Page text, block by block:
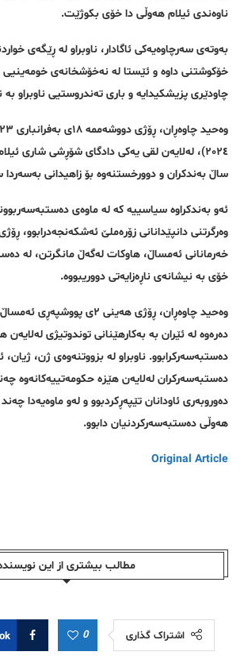
ناوەندی ئیلام هەوڵی دا خۆی بکوژێت.
بەوتەی سەرچاوەیەکی ئاگادار، ناوبراو لە ڕێگەی
خۆکوشتنی داوە و ئێستا لە نەخۆشخانەی خومەینیی
چاودێری پزیشکیدایە و باری تەندروستیی ناوبراو بە
ساڵ بەندکران و دوورخستنەوە بۆ زاهیدانی بەسەردا
ئەو بەندکراوە سیاسییە کە لە ماوەی
خەرمانانی ئەمساڵ، هاوکات لەگەڵ مانگرتن، لە
خۆی بە نیشانەی ناڕەزایەتی دووریبووە.
وەحید چاوەڕان، ڕۆژی هەینی ٢ی
دەرەوە لە ئێران بە بەکارهێنانی توندوتیژی لەلایەن
دەستبەسەرکرابوو. ناوبراو لە بزووتنەوەی ژن، ژیان،
دەستبەسەرکران لەلایەن هێزە حکومەتییەکانەوە
دەوروبەری ئاودانان تێپەڕکردبوو و لەو ماوەیەدا
هەوڵی دەستبەسەرکردنیان دابوو.
Original Article
مطالب بیشتری از این
اشتراک گذاری 0